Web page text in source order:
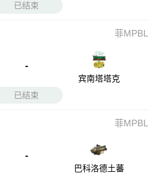
已结束
菲MPBL
-
宾南塔塔克
已结束
菲MPBL
-
巴科洛德土蕃